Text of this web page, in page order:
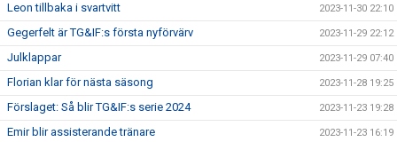
Leon tillbaka i svartvitt 2023-11-30 22:10
Gegerfelt är TG&IF:s första nyförvärv 2023-11-29 22:12
Julklappar 2023-11-29 07:40
Florian klar för nästa säsong 2023-11-28 19:25
Förslaget: Så blir TG&IF:s serie 2024 2023-11-23 19:28
Emir blir assisterande tränare 2023-11-23 16:19